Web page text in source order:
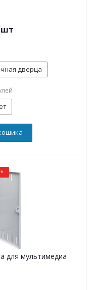
дверца
для мультимедиа